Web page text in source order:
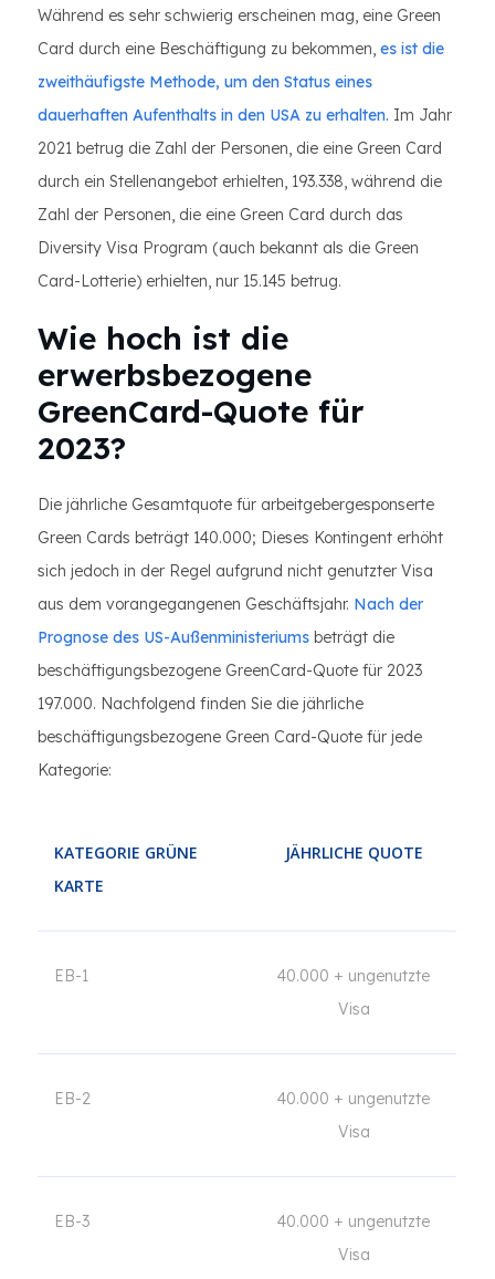
Während es sehr schwierig erscheinen mag, eine Green
Card durch eine Beschäftigung zu bekommen, es ist die
zweithäufigste Methode, um den Status eines
dauerhaften Aufenthalts in den USA zu erhalten. Im Jahr
2021 betrug die Zahl der Personen, die eine Green Card
durch ein Stellenangebot erhielten, 193.338, während die
Zahl der Personen, die eine Green Card durch das
Diversity Visa Program (auch bekannt als die Green
Card-Lotterie) erhielten, nur 15.145 betrug.
Wie hoch ist die
erwerbsbezogene
GreenCard-Quote für
2023?
Die jährliche Gesamtquote für arbeitgebergesponserte
Green Cards beträgt 140.000; Dieses Kontingent erhöht
sich jedoch in der Regel aufgrund nicht genutzter Visa
aus dem vorangegangenen Geschäftsjahr. Nach der
Prognose des US-Außenministeriums beträgt die
beschäftigungsbezogene GreenCard-Quote für 2023
197.000. Nachfolgend finden Sie die jährliche
beschäftigungsbezogene Green Card-Quote für jede
Kategorie:
KATEGORIE GRÜNE
KARTE
JÄHRLICHE QUOTE
EB-1
40.000 + ungenutzte
Visa
EB-2
40.000 + ungenutzte
Visa
EB-3
40.000 + ungenutzte
Visa